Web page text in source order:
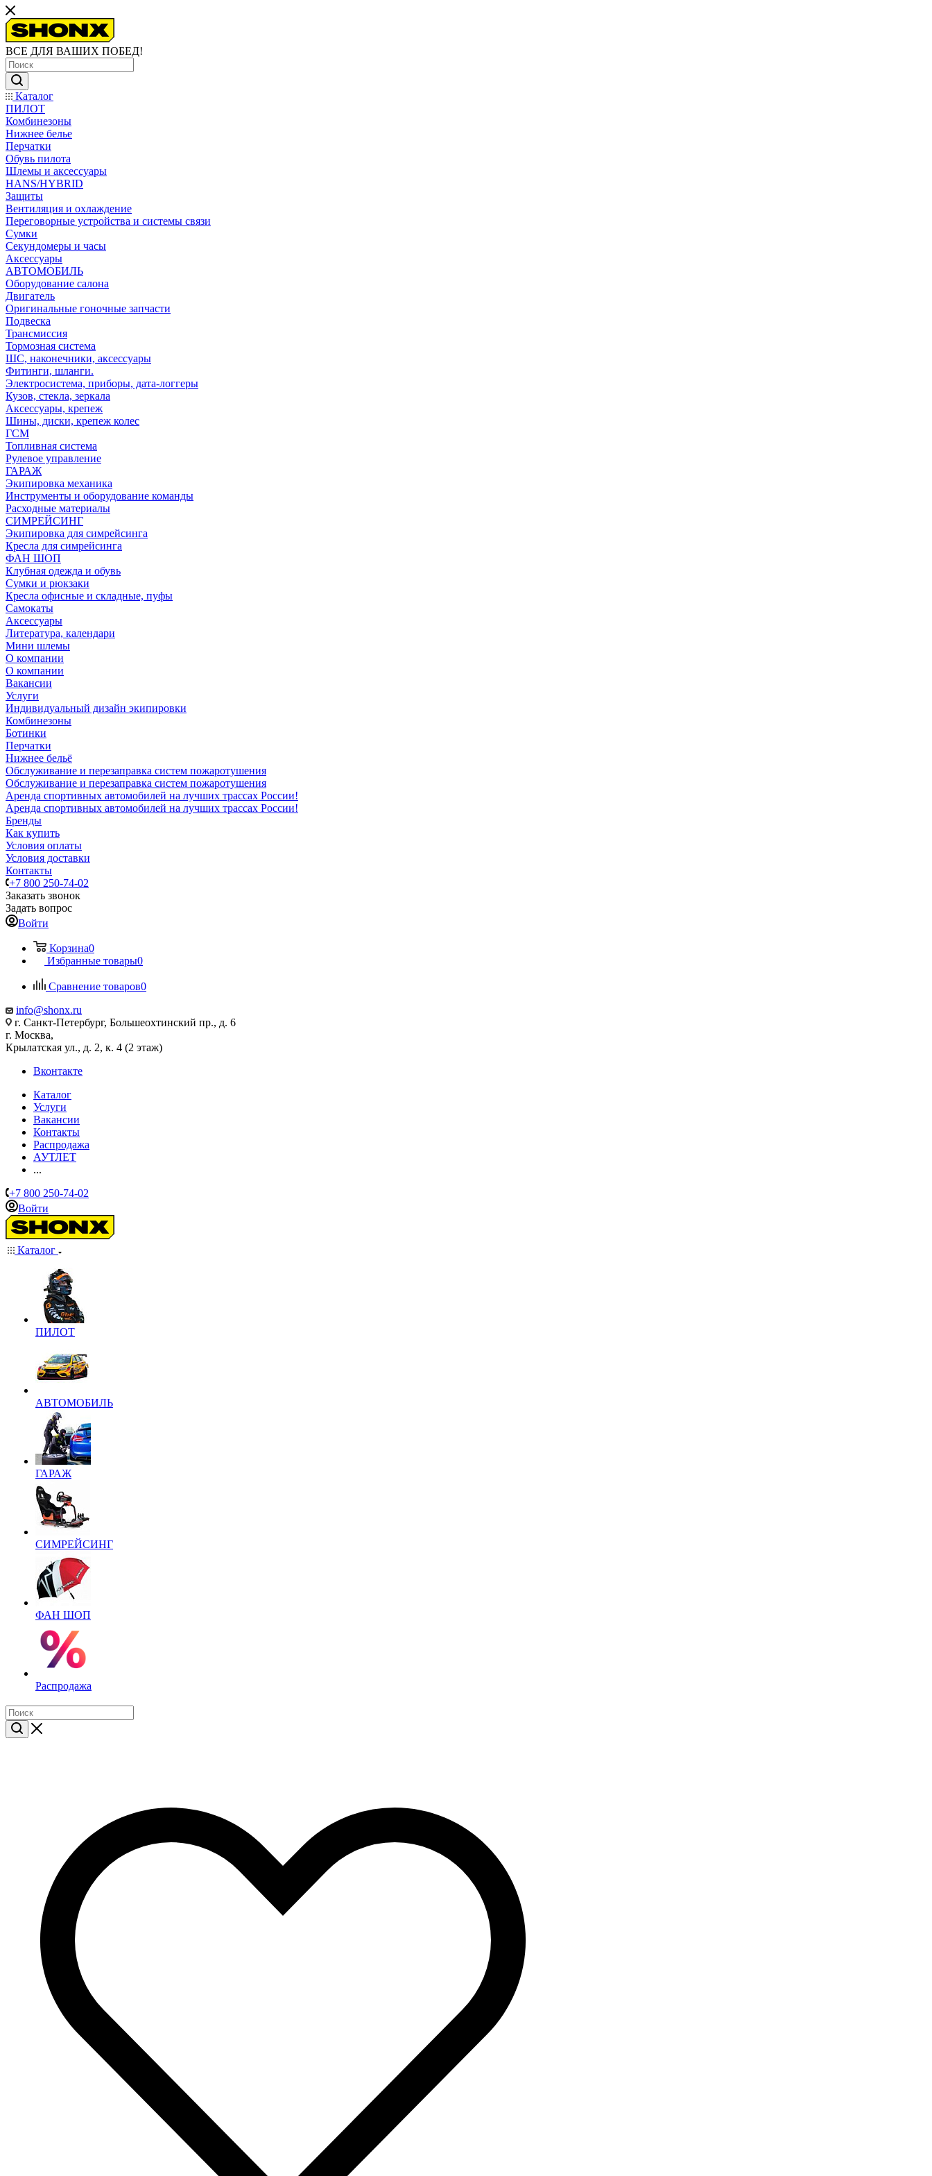
ВСЕ ДЛЯ ВАШИХ ПОБЕД!
Каталог
ПИЛОТ
Комбинезоны
Нижнее белье
Перчатки
Обувь пилота
Шлемы и аксессуары
HANS/HYBRID
Защиты
Вентиляция и охлаждение
Переговорные устройства и системы связи
Сумки
Секундомеры и часы
Аксессуары
АВТОМОБИЛЬ
Оборудование салона
Двигатель
Оригинальные гоночные запчасти
Подвеска
Трансмиссия
Тормозная система
ШС, наконечники, аксессуары
Фитинги, шланги.
Электросистема, приборы, дата-логгеры
Кузов, стекла, зеркала
Аксессуары, крепеж
Шины, диски, крепеж колес
ГСМ
Топливная система
Рулевое управление
ГАРАЖ
Экипировка механика
Инструменты и оборудование команды
Расходные материалы
СИМРЕЙСИНГ
Экипировка для симрейсинга
Кресла для симрейсинга
ФАН ШОП
Клубная одежда и обувь
Сумки и рюкзаки
Кресла офисные и складные, пуфы
Самокаты
Аксессуары
Литература, календари
Мини шлемы
О компании
О компании
Вакансии
Услуги
Индивидуальный дизайн экипировки
Комбинезоны
Ботинки
Перчатки
Нижнее бельё
Обслуживание и перезаправка систем пожаротушения
Обслуживание и перезаправка систем пожаротушения
Аренда спортивных автомобилей на лучших трассах России!
Аренда спортивных автомобилей на лучших трассах России!
Бренды
Как купить
Условия оплаты
Условия доставки
Контакты
+7 800 250-74-02
Заказать звонок
Задать вопрос
Войти
Корзина0
Избранные товары0
Сравнение товаров0
info@shonx.ru
г. Санкт-Петербург, Большеохтинский пр., д. 6
г. Москва,
Крылатская ул., д. 2, к. 4 (2 этаж)
Вконтакте
Каталог
Услуги
Вакансии
Контакты
Распродажа
АУТЛЕТ
...
+7 800 250-74-02
Войти
Каталог
ПИЛОТ
АВТОМОБИЛЬ
ГАРАЖ
СИМРЕЙСИНГ
ФАН ШОП
Распродажа